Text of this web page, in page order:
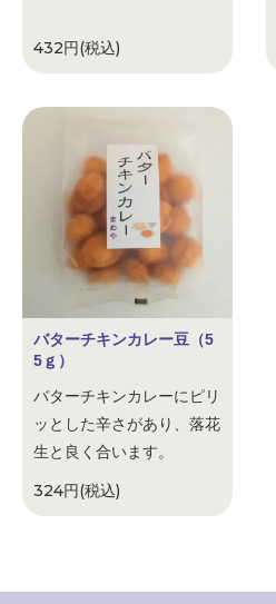
432円(税込)
バターチキンカレー豆（5
5ｇ）
バターチキンカレーにピリ
ッとした辛さがあり、落花
生と良く合います。
324円(税込)